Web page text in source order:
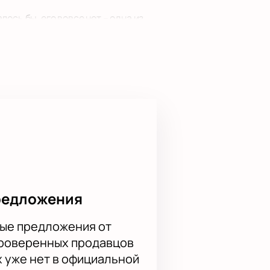
бы, его вовсе нет – одна из
героями! Получите свою
предложения от
продавцов
нет в официальной